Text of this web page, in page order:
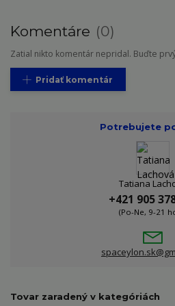
Komentáre 0
Zatial nikto komentár nepridal. Buďte
Pridať komentár
Potrebujete
Tatiana
+421 905
(Po-Ne, 9-21
Tovar zaradený v kategóriách